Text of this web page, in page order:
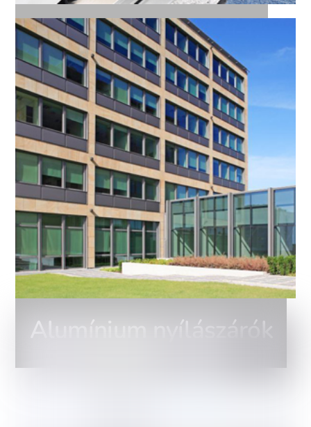
Műanyag nyílászárók
Alumínium nyílászárók